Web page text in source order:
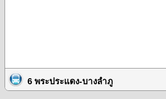
6 พระประแดง-บางลำภู